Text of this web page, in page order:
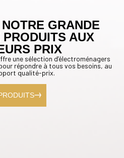
GRANDE
AUX
PRIX
une sélection d’électroménagers
répondre à tous vos besoins, au
qualité-prix.